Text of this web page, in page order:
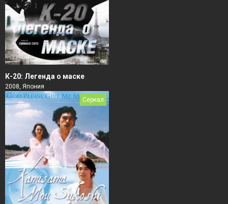
К-20: Легенда о маске
2008, Япония
Сериал